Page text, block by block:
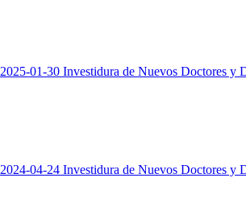
2025-01-30 Investidura de Nuevos Doctores y
2024-04-24 Investidura de Nuevos Doctores y